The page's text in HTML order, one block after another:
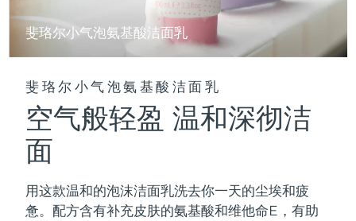
斐珞尔小气泡氨基酸洁面乳
斐珞尔小气泡氨基酸洁面乳
空气般轻盈 温和深彻洁
面
用这款温和的泡沫洁面乳洗去你一天的尘埃和疲
惫。配方含有补充皮肤的氨基酸和维他命E，有助